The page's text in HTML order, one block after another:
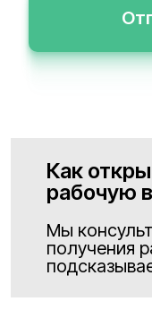
Как
рабочую
Мы
получения